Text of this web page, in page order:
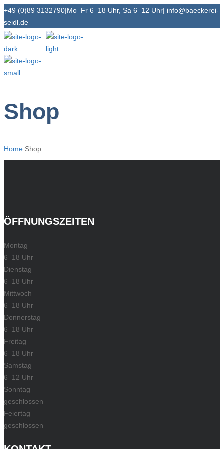
+49 (0)89 3132790|Mo–Fr 6–18 Uhr, Sa 6–12 Uhr| info@baeckerei-
seidl.de
Shop
Home Shop
ÖFFNUNGSZEITEN
Montag
6–18 Uhr
Dienstag
6–18 Uhr
Mittwoch
6–18 Uhr
Donnerstag
6–18 Uhr
Freitag
6–18 Uhr
Samstag
6–12 Uhr
Sonntag
geschlossen
Feiertag
geschlossen